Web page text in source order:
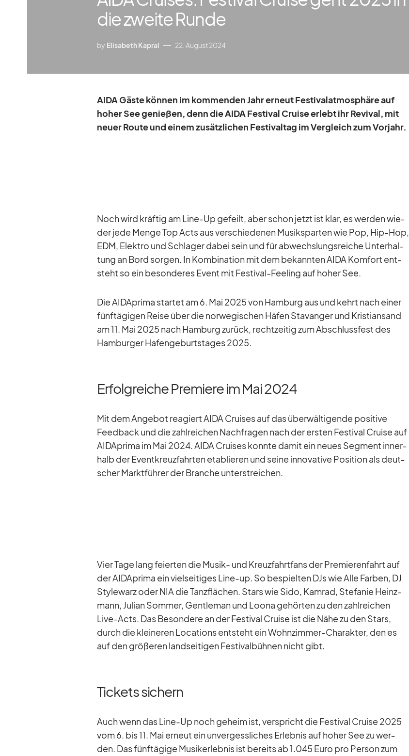
die zweite Runde
by Elisabeth Kapral 22. August 2024
AIDA Gäste kön­nen im kom­men­den Jahr er­neut Fes­ti­val­at­mo­sphäre auf
ho­her See ge­nie­ßen, denn die AIDA Fes­ti­val Cruise er­lebt ihr Re­vi­val, mit
neuer Route und ei­nem zu­sätz­li­chen Fes­ti­val­tag im Ver­gleich zum Vor­jahr.
Noch wird kräf­tig am Line-Up ge­feilt, aber schon jetzt ist klar, es wer­den wie­
der jede Menge Top Acts aus ver­schie­de­nen Mu­sik­spar­ten wie Pop, Hip-Hop,
EDM, Elek­tro und Schla­ger da­bei sein und für ab­wechs­lungs­rei­che Un­ter­hal­
tung an Bord sor­gen. In Kom­bi­na­tion mit dem be­kann­ten AIDA Kom­fort ent­
steht so ein be­son­de­res Event mit Fes­ti­val-Fee­ling auf ho­her See.
Die AID­A­prima star­tet am 6. Mai 2025 von Ham­burg aus und kehrt nach ei­ner
fünf­tä­gi­gen Reise über die nor­we­gi­schen Hä­fen Sta­van­ger und Kris­ti­an­sand
am 11. Mai 2025 nach Ham­burg zu­rück, recht­zei­tig zum Ab­schluss­fest des
Ham­bur­ger Ha­fen­ge­burts­ta­ges 2025.
Erfolgreiche Premiere im Mai 2024
Mit dem An­ge­bot re­agiert AIDA Crui­ses auf das über­wäl­ti­gende po­si­tive
Feed­back und die zahl­rei­chen Nach­fra­gen nach der ers­ten Fes­ti­val Cruise auf
AID­A­prima im Mai 2024. AIDA Crui­ses konnte da­mit ein neues Seg­ment in­ner­
halb der Event­kreuz­fahr­ten eta­blie­ren und seine in­no­va­tive Po­si­tion als deut­
scher Markt­füh­rer der Bran­che un­ter­strei­chen.
Vier Tage lang fei­er­ten die Mu­sik- und Kreuz­fahrt­fans der Pre­mie­ren­fahrt auf
der AID­A­prima ein viel­sei­ti­ges Line-up. So be­spiel­ten DJs wie Alle Far­ben, DJ
Sty­le­warz oder NIA die Tanz­flä­chen. Stars wie Sido, Kam­rad, Ste­fa­nie Heinz­
mann, Ju­lian Som­mer, Gen­tle­man und Loona ge­hör­ten zu den zahl­rei­chen
Live-Acts. Das Be­son­dere an der Fes­ti­val Cruise ist die Nähe zu den Stars,
durch die klei­ne­ren Lo­ca­ti­ons ent­steht ein Wohn­zim­mer-Cha­rak­ter, den es
auf den grö­ße­ren land­sei­ti­gen Fes­ti­val­büh­nen nicht gibt.
Tickets sichern
Auch wenn das Line-Up noch ge­heim ist, ver­spricht die Fes­ti­val Cruise 2025
vom 6. bis 11. Mai er­neut ein un­ver­gess­li­ches Er­leb­nis auf ho­her See zu wer­
den. Das fünf­tä­gige Mu­sik­erleb­nis ist be­reits ab 1.045 Euro pro Per­son zum